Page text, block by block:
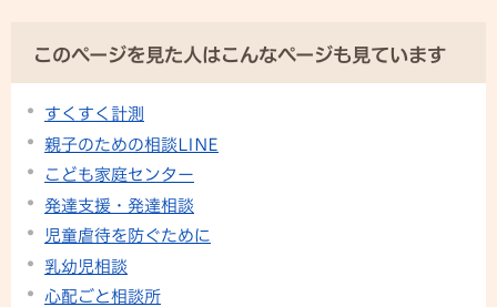
このページを見た人はこんなページも見ています
すくすく計測
親子のための相談LINE
こども家庭センター
発達支援・発達相談
児童虐待を防ぐために
乳幼児相談
心配ごと相談所